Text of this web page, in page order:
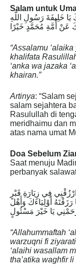
Salam untuk
يَا خَلِيفَةَ رَسُولِ اللَّهِ
عَنْ أُمَّةِ مُحَمَّدٍ خَيْرًا
“Assalamu
khalifata
‘anka wa jazaka
khairan.”
Artinya: “Salam
salam sejahtera
Rasulullah di
meridhaimu dan
atas nama umat
Doa Sebelum
Saat menuju
perbanyak
فِي زِيَارَةِ قَبْرِ
أَوْلِيَاءَكَ وَأَهْلَ
يَا خَيْرَ مَسْئُولٍ
“Allahummaftah
warzuqni fi
‘alaihi wasallam
tha’atika waghfir